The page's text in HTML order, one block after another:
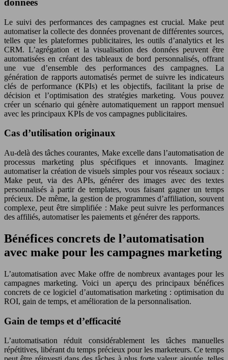
données
Le suivi des performances des campagnes est crucial. Make peut
automatiser la collecte des données provenant de différentes sources,
telles que les plateformes publicitaires, les outils d’analytics et les
CRM. L’agrégation et la visualisation des données peuvent être
automatisées en créant des tableaux de bord personnalisés, offrant
une vue d’ensemble des performances des campagnes. La
génération de rapports automatisés permet de suivre les indicateurs
clés de performance (KPIs) et les objectifs, facilitant la prise de
décision et l’optimisation des stratégies marketing. Vous pouvez
créer un scénario qui génère automatiquement un rapport mensuel
avec les principaux KPIs de vos campagnes publicitaires.
Cas d’utilisation originaux
Au-delà des tâches courantes, Make excelle dans l’automatisation de
processus marketing plus spécifiques et innovants. Imaginez
automatiser la création de visuels simples pour vos réseaux sociaux :
Make peut, via des APIs, générer des images avec des textes
personnalisés à partir de templates, vous faisant gagner un temps
précieux. De même, la gestion de programmes d’affiliation, souvent
complexe, peut être simplifiée : Make peut suivre les performances
des affiliés, automatiser les paiements et générer des rapports.
Bénéfices concrets de l’automatisation
avec make pour les campagnes marketing
L’automatisation avec Make offre de nombreux avantages pour les
campagnes marketing. Voici un aperçu des principaux bénéfices
concrets de ce logiciel d’automatisation marketing : optimisation du
ROI, gain de temps, et amélioration de la personnalisation.
Gain de temps et d’efficacité
L’automatisation réduit considérablement les tâches manuelles
répétitives, libérant du temps précieux pour les marketeurs. Ce temps